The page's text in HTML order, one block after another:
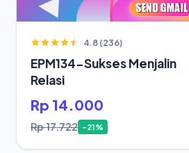
4.8 (236)
EPM134-Sukses Menjalin
Relasi
Rp 14.000
Rp 17.722 -21%